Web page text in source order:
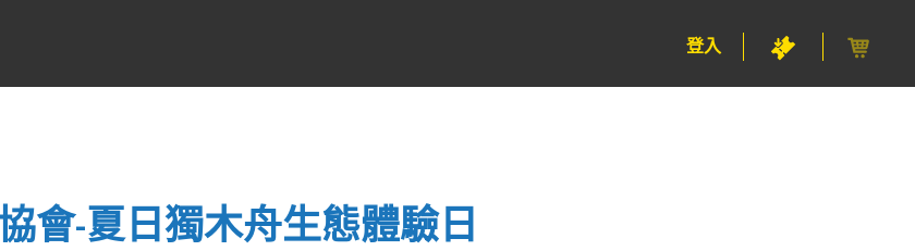
登入
會-夏日獨木舟生態體驗日